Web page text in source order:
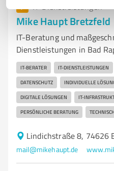
7 IT-Dienstleistungen
Mike Haupt Bretzfeld
IT-Beratung und
Dienstleistungen in Bad
IT-BERATER IT-DIENSTLEISTUNGEN
DATENSCHUTZ INDIVIDUELLE
DIGITALE LÖSUNGEN IT-
PERSÖNLICHE BERATUNG
Lindichstraße 8, 74626
mail@mikehaupt.de